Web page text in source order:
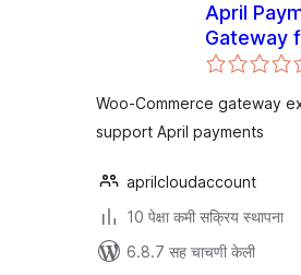
April
Gateway
Woo-Commerce gateway
support April payments
aprilcloudaccount
10 पेक्षा कमी सक्रिय स्थापना
6.8.7 सह चाचणी केली